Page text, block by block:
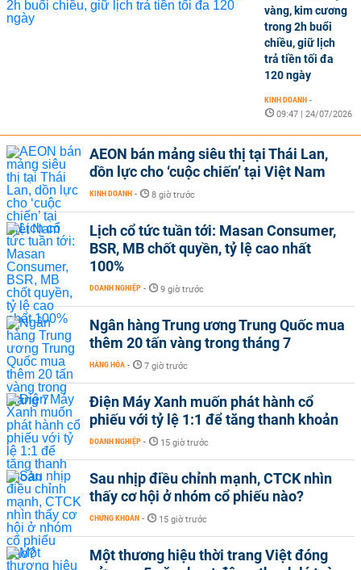
vàng, kim cương
trong 2h buổi
chiều, giữ lịch
trả tiền tối đa
120 ngày
KINH DOANH -
09:47 | 24/07/2026
AEON bán mảng siêu thị tại Thái Lan,
dồn lực cho ‘cuộc chiến’ tại Việt Nam
KINH DOANH - 8 giờ trước
Lịch cổ tức tuần tới: Masan Consumer,
BSR, MB chốt quyền, tỷ lệ cao nhất
100%
DOANH NGHIỆP - 9 giờ trước
Ngân hàng Trung ương Trung Quốc mua
thêm 20 tấn vàng trong tháng 7
HÀNG HÓA - 7 giờ trước
Điện Máy Xanh muốn phát hành cổ
phiếu với tỷ lệ 1:1 để tăng thanh khoản
DOANH NGHIỆP - 15 giờ trước
Sau nhịp điều chỉnh mạnh, CTCK nhìn
thấy cơ hội ở nhóm cổ phiếu nào?
CHỨNG KHOÁN - 15 giờ trước
Một thương hiệu thời trang Việt đóng